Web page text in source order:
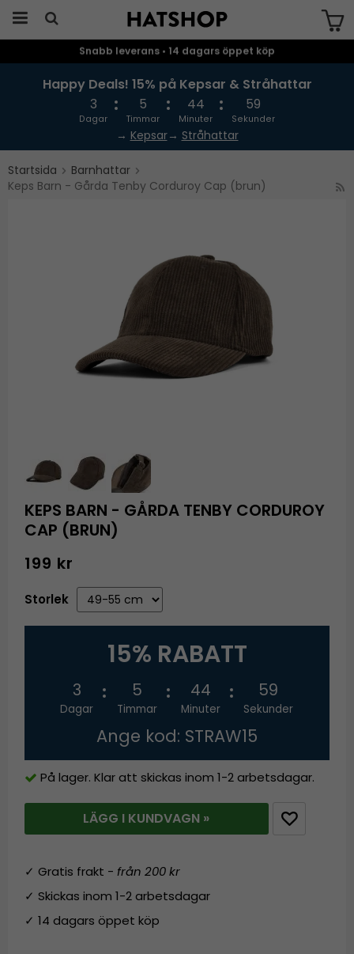
Snabb leverans • 14 dagars öppet köp
Happy Deals! 15% på Kepsar & Stråhattar
3
Dagar
5
Timmar
44
Minuter
58
Sekunder
→ Kepsar→ Stråhattar
Startsida
Barnhattar
Keps Barn - Gårda Tenby Corduroy Cap (brun)
KEPS BARN - GÅRDA TENBY CORDUROY
CAP (BRUN)
199 kr
Storlek
15% RABATT
3
Dagar
5
Timmar
44
Minuter
58
Sekunder
Ange kod: STRAW15
På lager. Klar att skickas inom 1-2 arbetsdagar.
LÄGG I KUNDVAGN »
✓ Gratis frakt -från 200 kr
✓ Skickas inom 1-2 arbetsdagar
✓ 14 dagars öppet köp